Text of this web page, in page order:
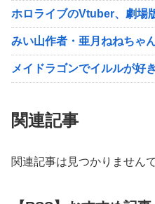
ホロライブのVtuber、劇場
みい山作者・亜月ねねちゃ
メイドラゴンでイルルが好
関連記事
関連記事は見つかりませんで